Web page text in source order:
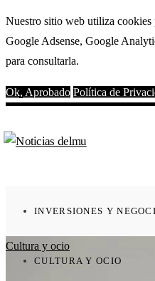
Nuestro sitio web utiliza cookies
Google Adsense, Google
para consultarla.
Ok, Aprobado Política de
INVERSIONES Y
CULTURA Y OCIO
Cultura y ocio